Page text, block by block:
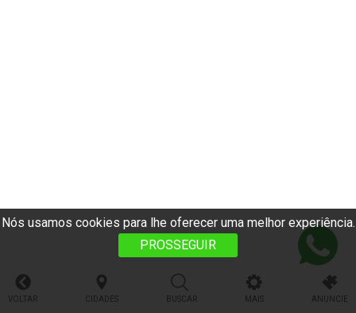
Nós usamos cookies para lhe oferecer uma melhor experiência.
PROSSEGUIR
VOLTAR CIDADES BUSCAR MAIS ANUNCIE